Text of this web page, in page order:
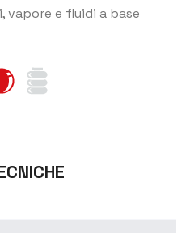
vapore e fluidi a base